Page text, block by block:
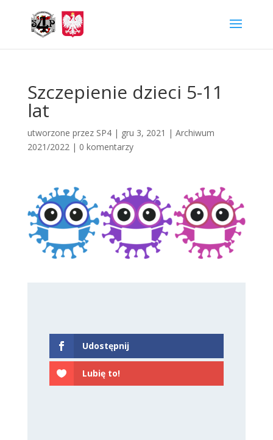
Szczepienie dzieci 5-11
lat
utworzone przez SP4| gru 3, 2021 | Archiwum
2021/2022| 0 komentarzy
Udostępnij
Lubię to!